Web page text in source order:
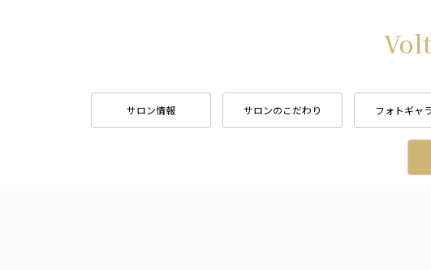
サロン情報 サロンのこだわり フォトギャ